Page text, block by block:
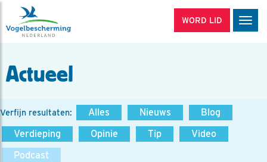
WORD LID
Actueel
Verfijn resultaten: Alles Nieuws
Blog
Verdieping
Opinie Tip
Video
Podcast